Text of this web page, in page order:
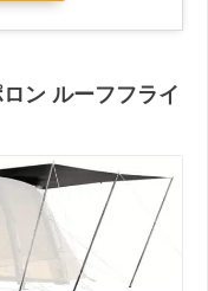
ン ルーフフライ